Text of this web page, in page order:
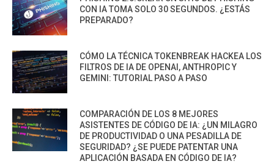
CON IA TOMA SOLO 30 SEGUNDOS. ¿ESTÁS
PREPARADO?
CÓMO LA TÉCNICA TOKENBREAK HACKEA LOS
FILTROS DE IA DE OPENAI, ANTHROPIC Y
GEMINI: TUTORIAL PASO A PASO
COMPARACIÓN DE LOS 8 MEJORES
ASISTENTES DE CÓDIGO DE IA: ¿UN MILAGRO
DE PRODUCTIVIDAD O UNA PESADILLA DE
SEGURIDAD? ¿SE PUEDE PATENTAR UNA
APLICACIÓN BASADA EN CÓDIGO DE IA?